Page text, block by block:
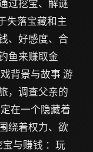
过挖宝、解谜
失落宝藏和主
、好感度、合
鱼来赚取金
背景与故事 游
，调查父亲的
在一个隐藏着
绕着权力、欲
与赚钱 ：玩